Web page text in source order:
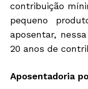
contribuição
pequeno
aposentar,
20 anos de
Aposentadoria